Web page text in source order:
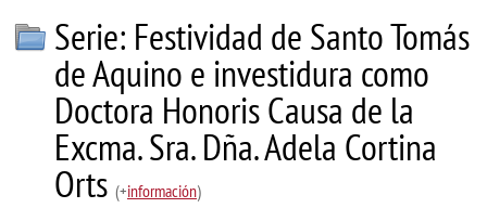
Serie: Festividad de Santo Tomás
de Aquino e investidura como
Doctora Honoris Causa de la
Excma. Sra. Dña. Adela Cortina
Orts (+información)